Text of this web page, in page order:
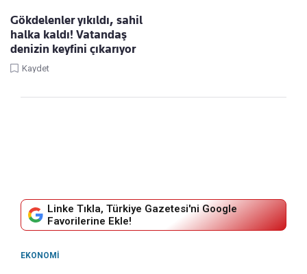
Gökdelenler yıkıldı, sahil
halka kaldı! Vatandaş
denizin keyfini çıkarıyor
Kaydet
Linke Tıkla, Türkiye Gazetesi'ni Google
Favorilerine Ekle!
EKONOMI